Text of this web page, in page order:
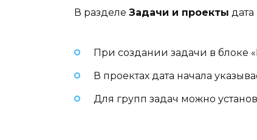
В разделе Задачи и проекты
При создании задачи в блоке
В проектах дата начала
Для групп задач можно